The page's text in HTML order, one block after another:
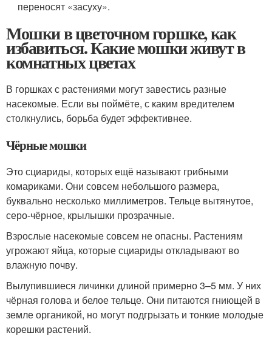
переносят «засуху».
Мошки в цветочном горшке, как
избавиться. Какие мошки живут в
комнатных цветах
В горшках с растениями могут завестись разные
насекомые. Если вы поймёте, с каким вредителем
столкнулись, борьба будет эффективнее.
Чёрные мошки
Это сциариды, которых ещё называют грибными
комариками. Они совсем небольшого размера,
буквально несколько миллиметров. Тельце вытянутое,
серо-чёрное, крылышки прозрачные.
Взрослые насекомые совсем не опасны. Растениям
угрожают яйца, которые сциариды откладывают во
влажную почву.
Вылупившиеся личинки длиной примерно 3–5 мм. У них
чёрная голова и белое тельце. Они питаются гниющей в
земле органикой, но могут подгрызать и тонкие молодые
корешки растений.